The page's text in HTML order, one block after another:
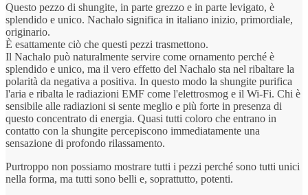
Questo pezzo di shungite, in parte grezzo e in parte levigato, è
splendido e unico. Nachalo significa in italiano inizio, primordiale,
originario.
È esattamente ciò che questi pezzi trasmettono.
Il Nachalo può naturalmente servire come ornamento perché è
splendido e unico, ma il vero effetto del Nachalo sta nel ribaltare la
polarità da negativa a positiva. In questo modo la shungite purifica
l'aria e ribalta le radiazioni EMF come l'elettrosmog e il Wi-Fi. Chi è
sensibile alle radiazioni si sente meglio e più forte in presenza di
questo concentrato di energia. Quasi tutti coloro che entrano in
contatto con la shungite percepiscono immediatamente una
sensazione di profondo rilassamento.
Purtroppo non possiamo mostrare tutti i pezzi perché sono tutti unici
nella forma, ma tutti sono belli e, soprattutto, potenti.